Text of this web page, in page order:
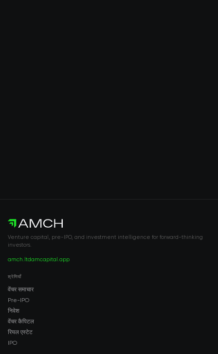
Venture capital, pre-IPO, and investment intelligence for forward-thinking
investors.
amch.ltdamcapital.app
श्रेणियाँ
वेंचर समाचार
Pre-IPO
निवेश
वेंचर कैपिटल
रियल एस्टेट
IPO